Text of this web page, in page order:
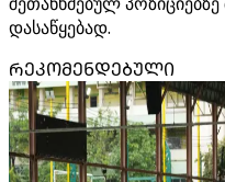
დასაწყებად.
ᲠᲔᲙᲝᲛᲔᲜᲓᲔᲑᲣᲚᲘ